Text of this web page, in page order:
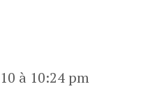
à 10:24 pm